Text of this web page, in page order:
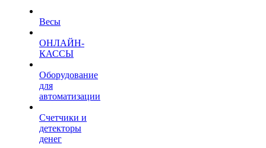
Весы
ОНЛАЙН-
КАССЫ
Оборудование
для
автоматизации
Счетчики и
детекторы
денег